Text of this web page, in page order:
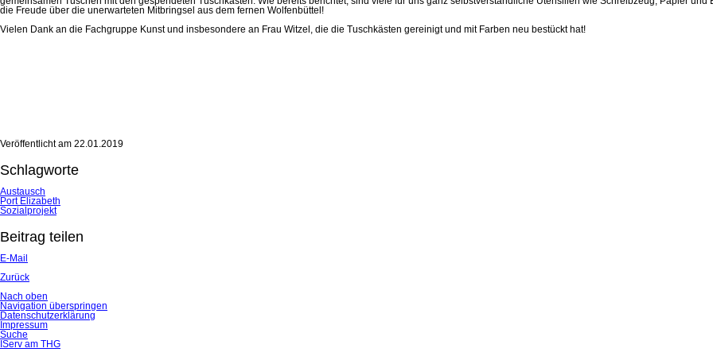
die Freude über die unerwarteten Mitbringsel aus dem fernen Wolfenbüttel!
Vielen Dank an die Fachgruppe Kunst und insbesondere an Frau Witzel, die die Tuschkästen gereinigt und mit Farben neu bestückt hat!
Veröffentlicht am 22.01.2019
Schlagworte
Austausch
Port Elizabeth
Sozialprojekt
Beitrag teilen
E-Mail
Zurück
Nach oben
Navigation überspringen
Datenschutzerklärung
Impressum
Suche
IServ am THG